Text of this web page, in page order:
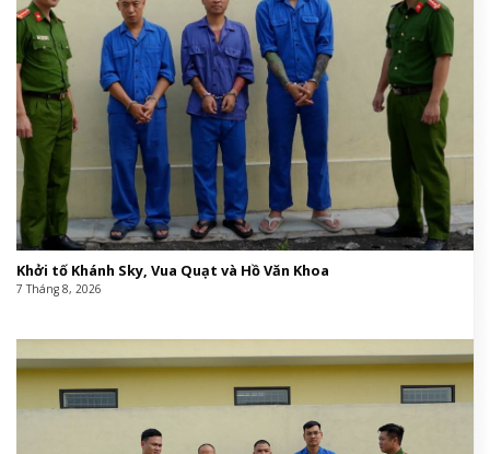
Khởi tố Khánh Sky, Vua Quạt và Hồ Văn Khoa
7 Tháng 8, 2026